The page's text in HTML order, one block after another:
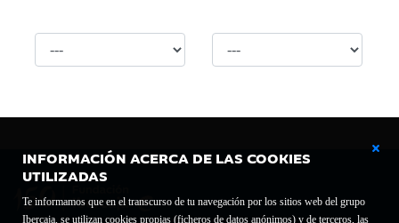
INFORMACIÓN ACERCA DE LAS COOKIES
UTILIZADAS
Te informamos que en el transcurso de tu navegación por los sitios web del grupo
Ibercaja, se utilizan cookies propias (ficheros de datos anónimos) y de terceros, las